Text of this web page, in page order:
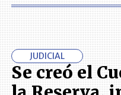
JUDICIAL
Se creó el